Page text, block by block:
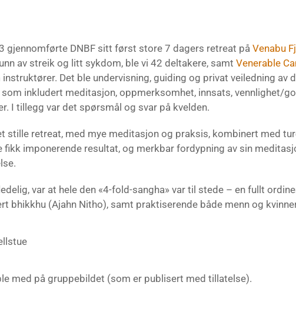
gjennomførte DNBF sitt først store 7 dagers retreat påVenabu
av streik og litt sykdom, ble vi 42 deltakere, samt Venerable
Det ble undervisning, guiding og privat veiledning av
som inkludert meditasjon, oppmerksomhet, innsats, vennlighet/
I tillegg var det spørsmål og svar på kvelden.
stille retreat, med mye meditasjon og praksis, kombinert med
fikk imponerende resultat, og merkbar fordypning av sin
var at hele den «4-fold-sangha» var til stede – en fullt
bhikkhu (Ajahn Nitho), samt praktiserende både menn og
med på gruppebildet (som er publisert med tillatelse).